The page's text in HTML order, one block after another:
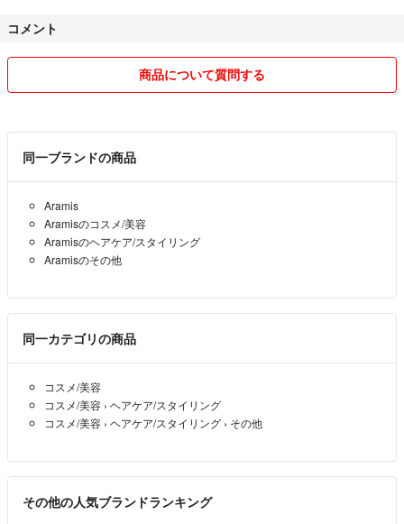
コメント
商品について質問する
同一ブランドの商品
Aramis
Aramisのコスメ/美容
Aramisのヘアケア/スタイリング
Aramisのその他
同一カテゴリの商品
コスメ/美容
コスメ/美容 › ヘアケア/スタイリング
コスメ/美容 › ヘアケア/スタイリング › その他
その他の人気ブランドランキング